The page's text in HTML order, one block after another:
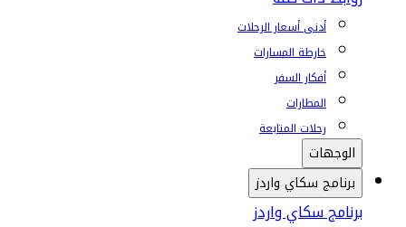
أدنى أسعار الرحلات
خارطة المسارات
أفكار السفر
المطارات
رحلات المتابعة
الوجهات
برنامج سكاي واردز
برنامج سكاي واردز